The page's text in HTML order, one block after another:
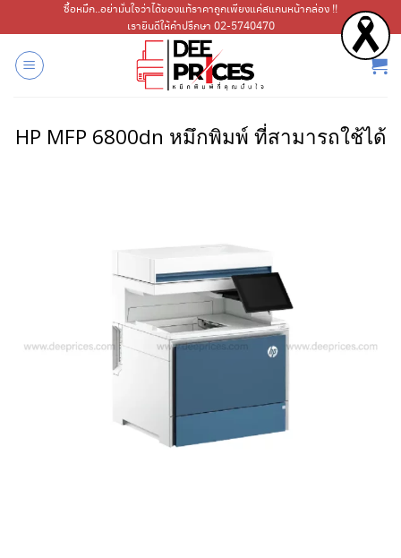
ไป
เนื้อหา
ซื้อหมึก..อย่ามั่นใจว่าได้ของแท้ราคาถูกเพียงแค่สแกนหน้ากล่อง !!
เรายินดีให้คำปรึกษา 02-5740470
HP MFP 6800dn หมึกพิมพ์ ที่สามารถใช้ได้